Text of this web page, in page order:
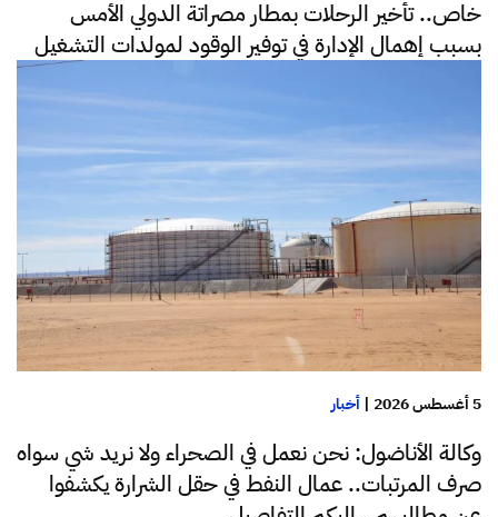
خاص.. تأخير الرحلات بمطار مصراتة الدولي الأمس
بسبب إهمال الإدارة في توفير الوقود لمولدات التشغيل
5 أغسطس 2026 | أخبار
وكالة الأناضول: نحن نعمل في الصحراء ولا نريد شي سواه
صرف المرتبات.. عمال النفط في حقل الشرارة يكشفوا